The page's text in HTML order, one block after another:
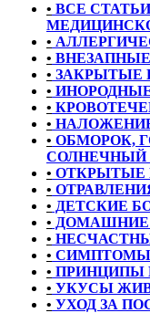
• ВСЕ
•
•
• ЗАКРЫТЫЕ
•
•
•
• ОБМОРОК,
СОЛНЕЧНЫЙ
• ОТКРЫТЫЕ
•
• ДЕТСКИЕ
• ДОМАШНИЕ
•
• СИМПТОМЫ
• ПРИНЦИПЫ
• УКУСЫ
• УХОД ЗА